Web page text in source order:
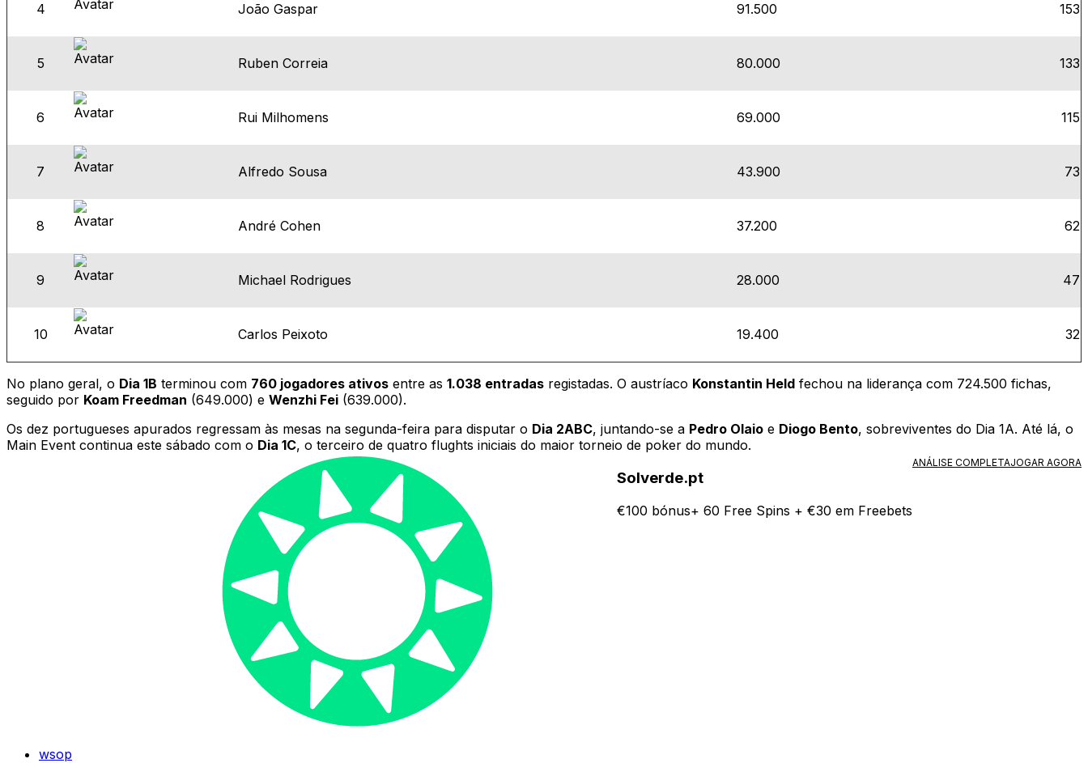
4 João Gaspar 91.500 153
5 Ruben Correia 80.000 133
6 Rui Milhomens 69.000 115
7 Alfredo Sousa 43.900 73
8 André Cohen 37.200 62
9 Michael Rodrigues 28.000 47
10 Carlos Peixoto 19.400 32
No plano geral, o Dia 1B terminou com 760 jogadores ativos entre as 1.038 entradas registadas. O austríaco Konstantin Held fechou na liderança com 724.500 fichas,
seguido por Koam Freedman (649.000) e Wenzhi Fei (639.000).
Os dez portugueses apurados regressam às mesas na segunda-feira para disputar o Dia 2ABC, juntando-se a Pedro Olaio e Diogo Bento, sobreviventes do Dia 1A. Até lá, o
Main Event continua este sábado com o Dia 1C, o terceiro de quatro flughts iniciais do maior torneio de poker do mundo.
Solverde.pt
€100 bónus+ 60 Free Spins + €30 em Freebets
ANÁLISE COMPLETAJOGAR AGORA
wsop